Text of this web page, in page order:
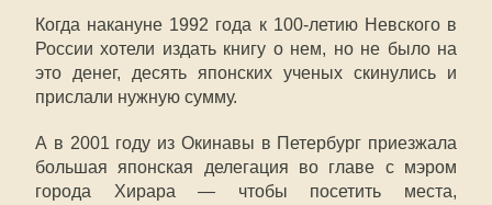
Когда накануне 1992 года к 100-летию Невского в
России хотели издать книгу о нем, но не было на
это денег, десять японских ученых скинулись и
прислали нужную сумму.
А в 2001 году из Окинавы в Петербург приезжала
большая японская делегация во главе с мэром
города Хирара — чтобы посетить места,